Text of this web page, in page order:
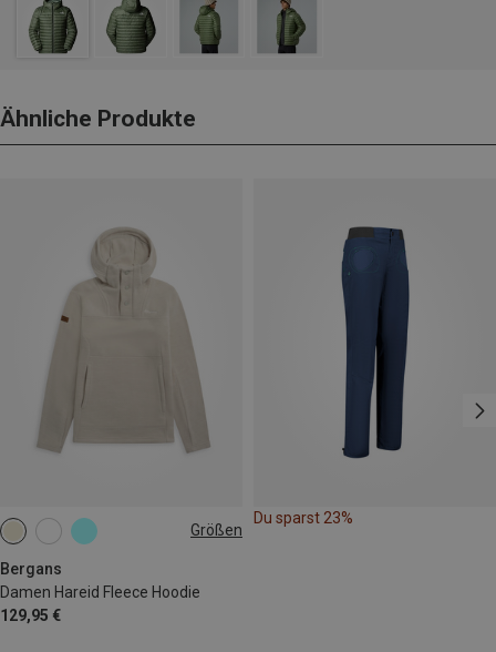
Ähnliche Produkte
Größen
Bergans
Damen Hareid Fleece Hoodie
129,95 €
XS M
Du sparst 23%